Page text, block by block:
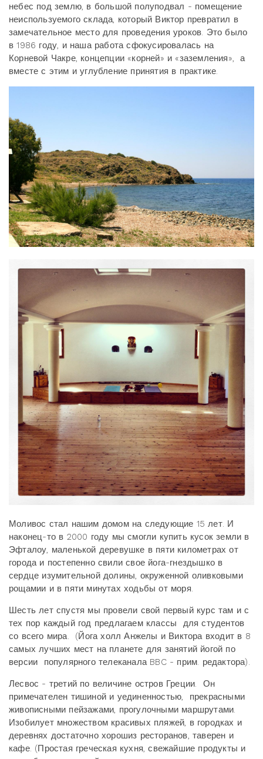
небес под землю, в большой полуподвал - помещение
неиспользуемого склада, который Виктор превратил в
замечательное место для проведения уроков. Это было
в 1986 году, и наша работа сфокусировалась на
Корневой Чакре, концепции «корней» и «заземления», а
вместе с этим и углубление принятия в практике.
Моливос стал нашим домом на следующие 15 лет. И
наконец-то в 2000 году мы смогли купить кусок земли в
Эфталоу, маленькой деревушке в пяти километрах от
города и постепенно свили свое йога-гнездышко в
сердце изумительной долины, окруженной оливковыми
рощамии и в пяти минутах ходьбы от моря.
Шесть лет спустя мы провели свой первый курс там и с
тех пор каждый год предлагаем классы для студентов
со всего мира. (Йога холл Анжелы и Виктора входит в 8
самых лучших мест на планете для занятий йогой по
версии популярного телеканала BBC - прим. редактора).
Лесвос - третий по величине остров Греции. Он
примечателен тишиной и уединенностью, прекрасными
живописными пейзажами, прогулочными маршрутами.
Изобилует множеством красивых пляжей, в городках и
деревнях достаточно хорошиз ресторанов, таверен и
кафе. (Простая греческая кухня, свежайшие продукты и